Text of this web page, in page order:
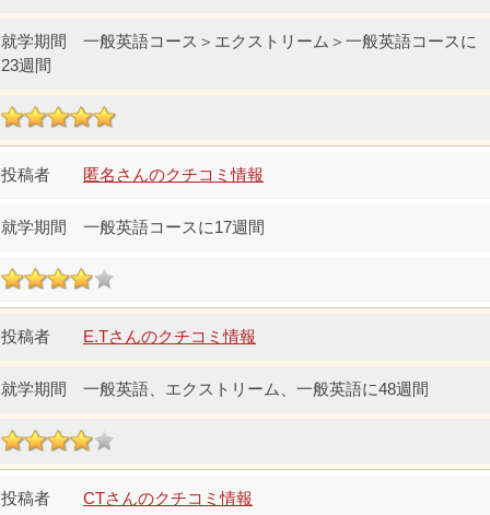
一般英語コース＞エクストリーム＞一般英語コースに
23週間
匿名さんのクチコミ情報
一般英語コースに17週間
E.Tさんのクチコミ情報
一般英語、エクストリーム、一般英語に48週間
CTさんのクチコミ情報